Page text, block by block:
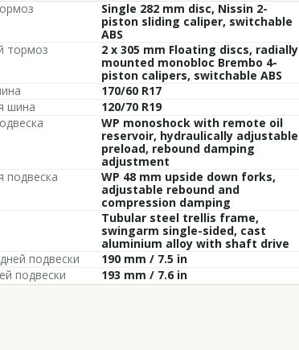
Single 282 mm disc, Nissin 2-
piston sliding caliper, switchable
ABS
тормоз
2 x 305 mm Floating discs, radially
mounted monobloc Brembo 4-
piston calipers, switchable ABS
170/60 R17
шина
120/70 R19
WP monoshock with remote oil
reservoir, hydraulically adjustable
preload, rebound damping
adjustment
подвеска
WP 48 mm upside down forks,
adjustable rebound and
compression damping
Tubular steel trellis frame,
swingarm single-sided, cast
aluminium alloy with shaft drive
подвески
190 mm / 7.5 in
подвески
193 mm / 7.6 in